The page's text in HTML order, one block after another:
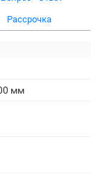
Рассрочка
мм